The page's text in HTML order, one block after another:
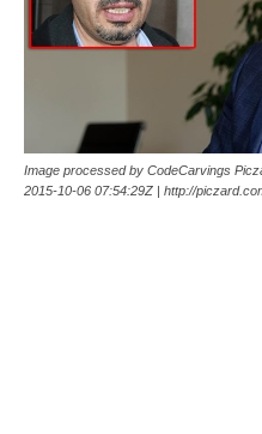
Image processed by CodeCarvings
2015-10-06 07:54:29Z | http://